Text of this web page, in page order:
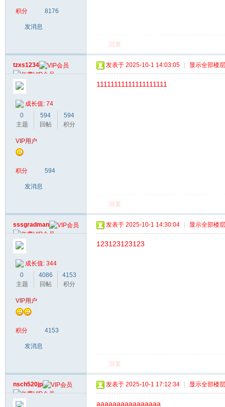
积分 8176
发消息
回复
tzxs1234
成长值: 74
0
主题
594
回帖
594
积分
VIP用户
积分 594
发消息
发表于 2025-10-1 14:03:05 显示全部楼层
11111111111111111111
回复
sssgradman
成长值: 344
0
主题
4086
回帖
4153
积分
VIP用户
积分 4153
发消息
发表于 2025-10-1 14:30:04 显示全部楼层
123123123123
回复
nsch520jp 发表于 2025-10-1 17:12:34 显示全部楼层
aaaaaaaaaaaaaaaa